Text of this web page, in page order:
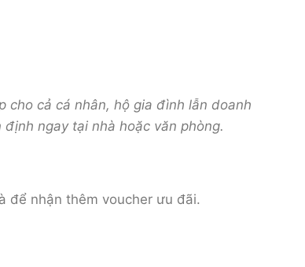
cho cả cá nhân, hộ gia đình lẫn doanh
ngay tại nhà hoặc văn phòng.
để nhận thêm voucher ưu đãi.